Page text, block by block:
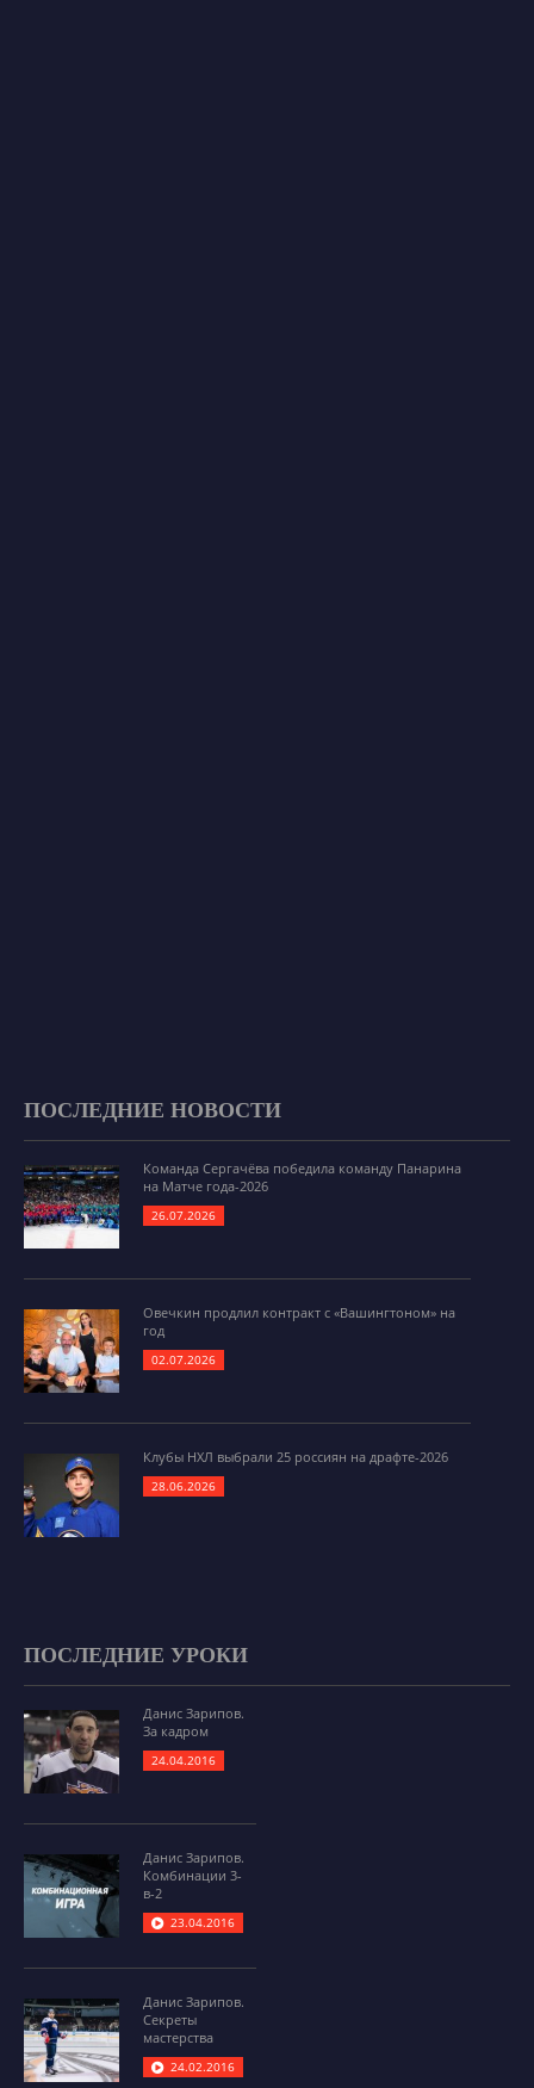
ПОСЛЕДНИЕ НОВОСТИ
Команда Сергачёва победила команду Панарина
на Матче года-2026
26.07.2026
Овечкин продлил контракт с «Вашингтоном» на
год
02.07.2026
Клубы НХЛ выбрали 25 россиян на драфте-2026
28.06.2026
ПОСЛЕДНИЕ УРОКИ
Данис Зарипов.
За кадром
24.04.2016
Данис Зарипов.
Комбинации 3-
в-2
23.04.2016
Данис Зарипов.
Секреты
мастерства
24.02.2016